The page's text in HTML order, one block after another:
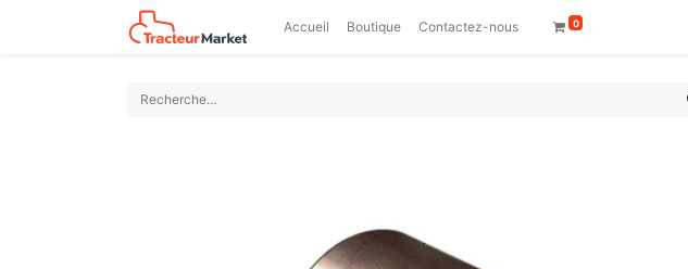
Accueil Boutique Contactez-nous 0